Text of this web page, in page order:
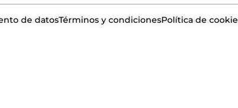
de datosTérminos y condicionesPolítica de